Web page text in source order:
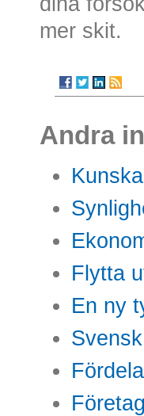
mer skit.
Andra
Flytta
En ny